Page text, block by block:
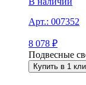
Арт.: 007352
8 078 ₽
Подвесные
Купить в 1